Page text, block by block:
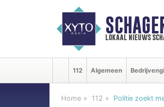
lokaal nieuws
112 Algemeen
Home 112 Politie zoekt